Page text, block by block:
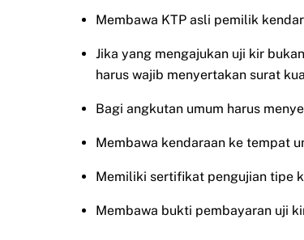
Membawa KTP asli pemilik
Jika yang mengajukan uji kir
harus wajib menyertakan surat
Bagi angkutan umum harus
Membawa kendaraan ke tempat
Memiliki sertifikat pengujian tipe
Membawa bukti pembayaran uji